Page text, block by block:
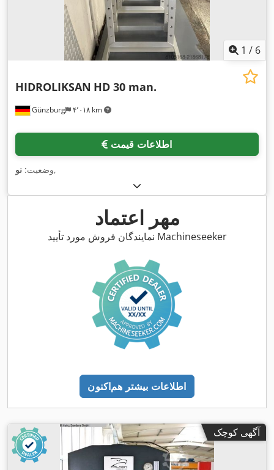
1 / 6
Günzburg ۴٬۰۱۸ km
HIDROLIKSAN HD 30 man.
اطلاعات قیمت
وضعیت: نو ,
مهر اعتماد
نمایندگان فروش مورد تأیید Machineseeker
اطلاعات بیشتر هم‌اکنون
آگهی کوچک